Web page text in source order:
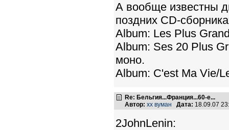
А вообще известны
поздних CD-
Album: Les Plus
Album: Ses 20 Plus
моно.
Album: C'est Ma Vie/
Re: Бельгия...Франция...60-е...
Автор: хх вуман Дата: 18.09.07
2JohnLenin: